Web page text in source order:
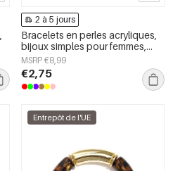
2 à 5 jours
Bracelets en perles acryliques,
bijoux simples pour femmes,
collection Daily Simple
MSRP €8,99
€2,75
Entrepôt de l'UE